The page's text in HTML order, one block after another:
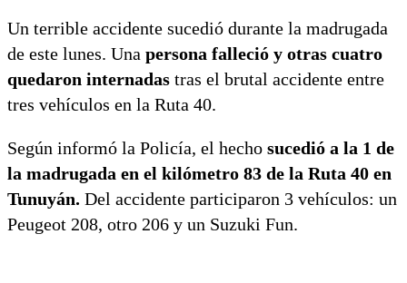
Un terrible accidente sucedió durante la madrugada
de este lunes. Una persona falleció y otras cuatro
quedaron internadas tras el brutal accidente entre
tres vehículos en la Ruta 40.
Según informó la Policía, el hecho sucedió a la 1 de
la madrugada en el kilómetro 83 de la Ruta 40 en
Tunuyán. Del accidente participaron 3 vehículos: un
Peugeot 208, otro 206 y un Suzuki Fun.